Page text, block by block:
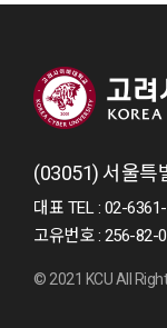
(03051) 서울특
대표 TEL : 02-
고유번호 : 256-82-
© 2021 KCU All